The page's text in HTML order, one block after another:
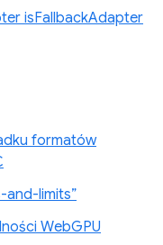
isFallbackAdapter
formatów
and-limits”
WebGPU